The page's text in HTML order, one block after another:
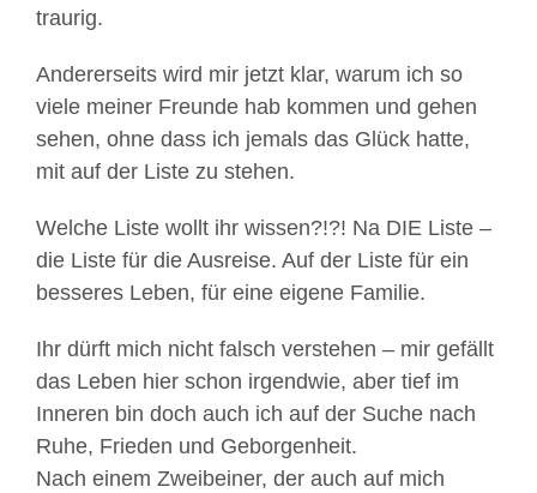
traurig.
Andererseits wird mir jetzt klar, warum ich so
viele meiner Freunde hab kommen und gehen
sehen, ohne dass ich jemals das Glück hatte,
mit auf der Liste zu stehen.
Welche Liste wollt ihr wissen?!?! Na DIE Liste –
die Liste für die Ausreise. Auf der Liste für ein
besseres Leben, für eine eigene Familie.
Ihr dürft mich nicht falsch verstehen – mir gefällt
das Leben hier schon irgendwie, aber tief im
Inneren bin doch auch ich auf der Suche nach
Ruhe, Frieden und Geborgenheit.
Nach einem Zweibeiner, der auch auf mich